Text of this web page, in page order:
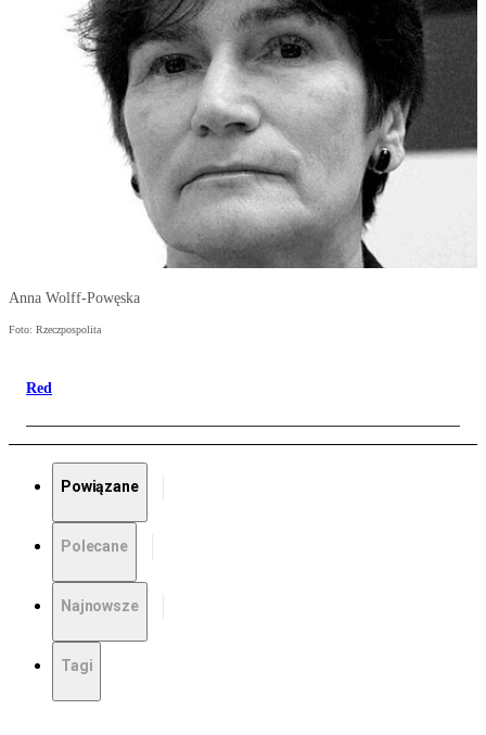
Anna Wolff-Powęska
Foto: Rzeczpospolita
Red
Powiązane
Polecane
Najnowsze
Tagi